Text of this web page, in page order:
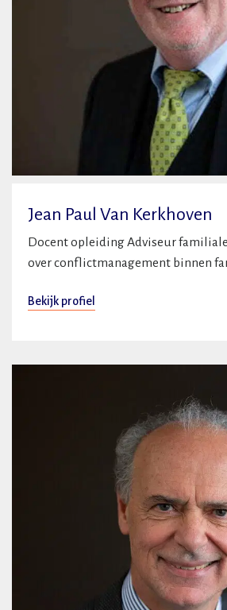
Jean Paul Van Kerkhoven
Docent opleiding Adviseur
over conflictmanagement binnen
Bekijk profiel